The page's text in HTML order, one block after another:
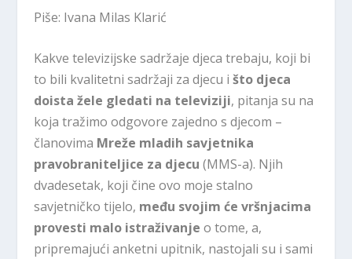
Piše: Ivana Milas Klarić
Kakve televizijske sadržaje djeca trebaju, koji bi
to bili kvalitetni sadržaji za djecu i što djeca
doista žele gledati na televiziji, pitanja su na
koja tražimo odgovore zajedno s djecom –
članovima Mreže mladih savjetnika
pravobraniteljice za djecu (MMS-a). Njih
dvadesetak, koji čine ovo moje stalno
savjetničko tijelo, među svojim će vršnjacima
provesti malo istraživanje o tome, a,
pripremajući anketni upitnik, nastojali su i sami